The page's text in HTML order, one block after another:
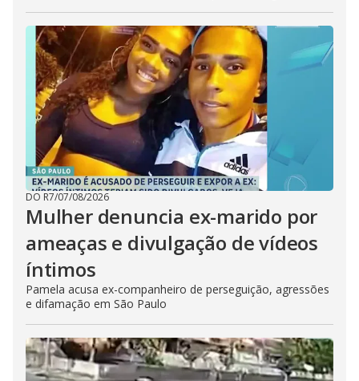
DO R7/07/08/2026
Mulher denuncia ex-marido por
ameaças e divulgação de vídeos
íntimos
Pamela acusa ex-companheiro de perseguição, agressões
e difamação em São Paulo